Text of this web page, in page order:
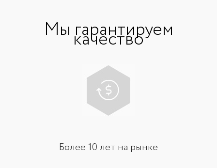
Мы гарантируем
качество
Более 10 лет на рынке